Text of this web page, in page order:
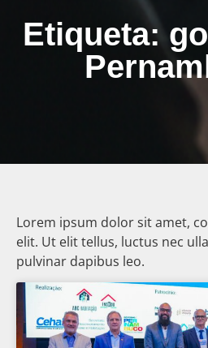
Etiqueta:
Lorem ipsum dolor sit amet,
elit. Ut elit tellus, luctus nec
pulvinar dapibus leo.